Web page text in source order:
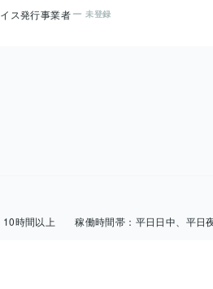
ス発行事業者 未登録
10時間以上 稼働時間帯： 平日日中、平日